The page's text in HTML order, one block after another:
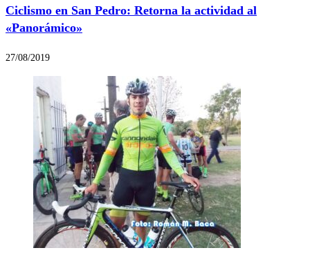
Ciclismo en San Pedro: Retorna la actividad al
«Panorámico»
27/08/2019